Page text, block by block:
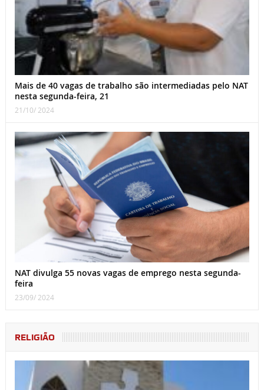
Mais de 40 vagas de trabalho são intermediadas pelo NAT
nesta segunda-feira, 21
21/10/ 2024
NAT divulga 55 novas vagas de emprego nesta segunda-
feira
23/09/ 2024
RELIGIÃO